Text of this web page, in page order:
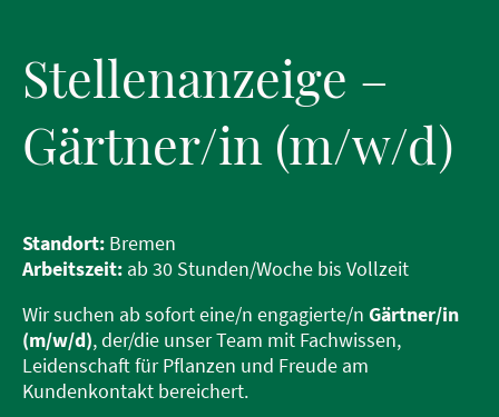
Stellenanzeige –
Gärtner/in (m/w/d)
Standort: Bremen
Arbeitszeit: ab 30 Stunden/Woche bis Vollzeit
Wir suchen ab sofort eine/n engagierte/n Gärtner/in
(m/w/d), der/die unser Team mit Fachwissen,
Leidenschaft für Pflanzen und Freude am
Kundenkontakt bereichert.